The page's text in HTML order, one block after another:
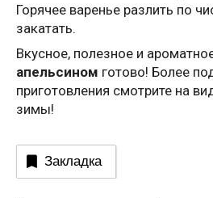
Горячее варенье разлить по
закатать.
Вкусное, полезное и
апельсином готово! Более
приготовления смотрите на
зимы!
Закладка